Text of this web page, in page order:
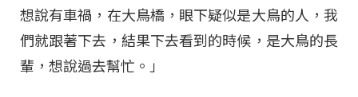
想說有車禍，在大鳥橋，眼下疑似是大鳥的人，我
們就跟著下去，結果下去看到的時候，是大鳥的長
輩，想說過去幫忙。」